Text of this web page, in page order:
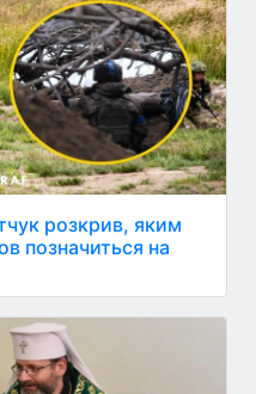
розкрив, яким
позначиться на